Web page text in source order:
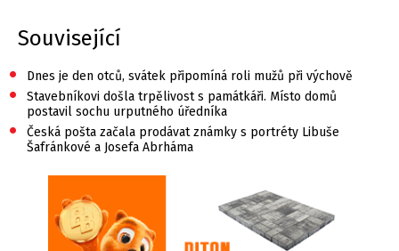
Související
• Dnes je den otců, svátek připomíná roli mužů při výchově
•
Stavebníkovi došla trpělivost s památkáři. Místo domů
postavil sochu urputného úředníka
•
Česká pošta začala prodávat známky s portréty Libuše
Šafránkové a Josefa Abrháma